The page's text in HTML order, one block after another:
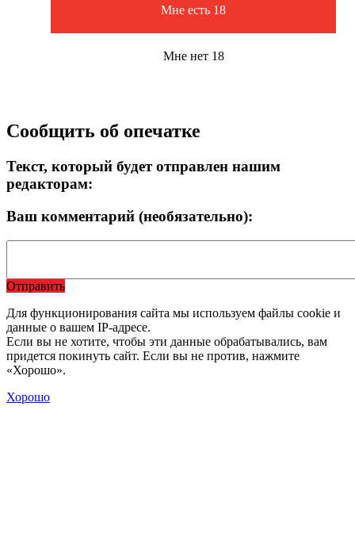
Мне есть 18
Мне нет 18
Сообщить об опечатке
Текст, который будет отправлен нашим
редакторам:
Ваш комментарий (необязательно):
Отправить
Для функционирования сайта мы используем файлы cookie и
данные о вашем IP-адресе.
Если вы не хотите, чтобы эти данные обрабатывались, вам
придется покинуть сайт. Если вы не против, нажмите
«Хорошо».
Хорошо